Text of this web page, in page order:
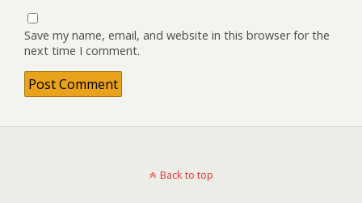
Save my name, email, and website in this browser for the
next time I comment.
Back to top